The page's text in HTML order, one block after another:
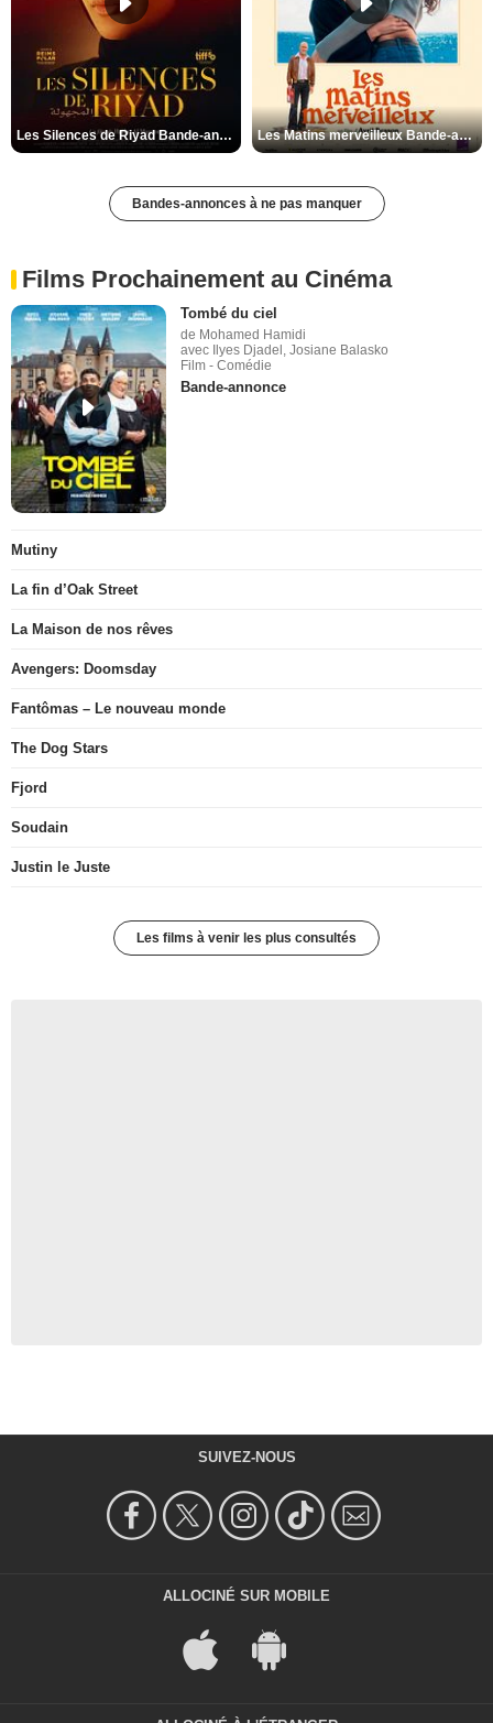
Les Silences de Riyad Bande-annonce VO STFR Les Matins merveilleux Bande-annonce VF
Bandes-annonces à ne pas manquer
Films Prochainement au Cinéma
Tombé du ciel
de Mohamed Hamidi
avec Ilyes Djadel, Josiane Balasko
Film - Comédie
Bande-annonce
Mutiny
La fin d’Oak Street
La Maison de nos rêves
Avengers: Doomsday
Fantômas – Le nouveau monde
The Dog Stars
Fjord
Soudain
Justin le Juste
Les films à venir les plus consultés
SUIVEZ-NOUS
ALLOCINÉ SUR MOBILE